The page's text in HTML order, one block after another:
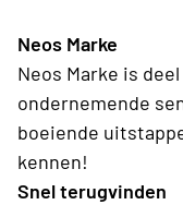
Neos Marke
Neos Marke is
ondernemende
boeiende
kennen!
Snel terugvinden